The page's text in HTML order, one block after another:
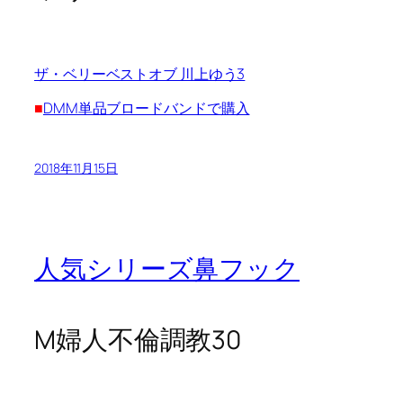
ザ・ベリーベストオブ 川上ゆう3
■DMM単品ブロードバンドで購入
2018年11月15日
人気シリーズ鼻フック
M婦人不倫調教30